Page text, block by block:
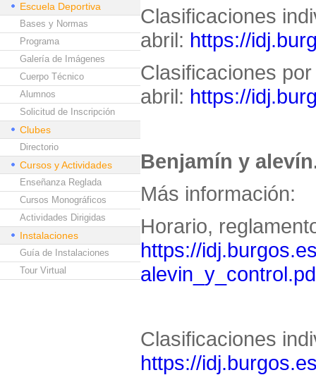
Escuela Deportiva
Bases y Normas
Programa
Galería de Imágenes
Cuerpo Técnico
Alumnos
Solicitud de Inscripción
Clubes
Directorio
Cursos y Actividades
Enseñanza Reglada
Cursos Monográficos
Actividades Dirigidas
Instalaciones
Guía de Instalaciones
Tour Virtual
Clasificaciones
abril: https://
Clasificaciones
abril: https://
Benjamín y
Más información:
Horario,
https://
Clasificaciones
https://